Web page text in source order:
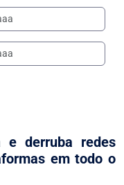
e derruba redes
em todo o